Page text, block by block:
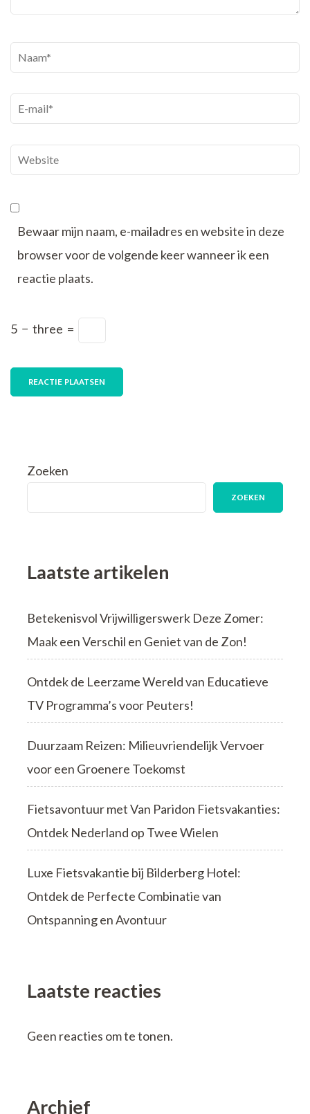
Naam*
E-
mail*
Website
Bewaar mijn naam, e-mailadres en website in deze
browser voor de volgende keer wanneer ik een
reactie plaats.
5 − three =
Zoeken
ZOEKEN
Laatste artikelen
Betekenisvol Vrijwilligerswerk Deze Zomer:
Maak een Verschil en Geniet van de Zon!
Ontdek de Leerzame Wereld van Educatieve
TV Programma’s voor Peuters!
Duurzaam Reizen: Milieuvriendelijk Vervoer
voor een Groenere Toekomst
Fietsavontuur met Van Paridon Fietsvakanties:
Ontdek Nederland op Twee Wielen
Luxe Fietsvakantie bij Bilderberg Hotel:
Ontdek de Perfecte Combinatie van
Ontspanning en Avontuur
Laatste reacties
Geen reacties om te tonen.
Archief